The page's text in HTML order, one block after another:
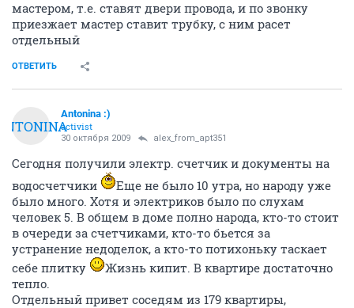
мастером, т.е. ставят двери провода, и по звонку
приезжает мастер ставит трубку, с ним расет
отдельный
ОТВЕТИТЬ
Antonina :)
activist
30 октября 2009 alex_from_apt351
Сегодня получили электр. счетчик и документы на
водосчетчики
Еще не было 10 утра, но народу уже
было много. Хотя и электриков было по слухам
человек 5. В общем в доме полно народа, кто-то стоит
в очереди за счетчиками, кто-то бьется за
устранение недоделок, а кто-то потихоньку таскает
себе плитку
Жизнь кипит. В квартире достаточно
тепло.
Отдельный привет соседям из 179 квартиры,